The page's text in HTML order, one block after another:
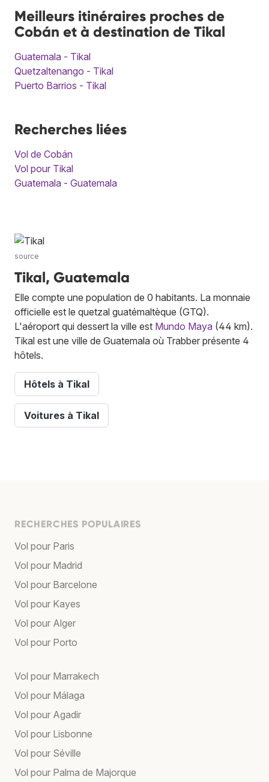
Meilleurs itinéraires proches de
Cobán et à destination de Tikal
Guatemala - Tikal
Quetzaltenango - Tikal
Puerto Barrios - Tikal
Recherches liées
Vol de Cobán
Vol pour Tikal
Guatemala - Guatemala
source
Tikal, Guatemala
Elle compte une population de 0 habitants. La monnaie
officielle est le quetzal guatémaltèque (GTQ).
L'aéroport qui dessert la ville est Mundo Maya (44 km).
Tikal est une ville de Guatemala où Trabber présente 4
hôtels.
Hôtels à Tikal
Voitures à Tikal
RECHERCHES POPULAIRES
Vol pour Paris
Vol pour Madrid
Vol pour Barcelone
Vol pour Kayes
Vol pour Alger
Vol pour Porto
Vol pour Marrakech
Vol pour Málaga
Vol pour Agadir
Vol pour Lisbonne
Vol pour Séville
Vol pour Palma de Majorque